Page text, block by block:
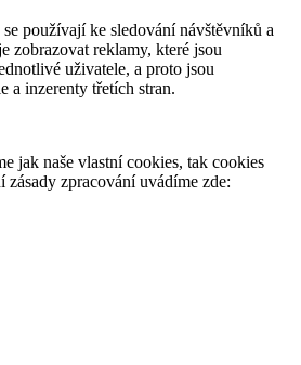
používají ke sledování návštěvníků a
zobrazovat reklamy, které jsou
uživatele, a proto jsou
a inzerenty třetích stran.
jak naše vlastní cookies, tak cookies
zásady zpracování uvádíme zde: